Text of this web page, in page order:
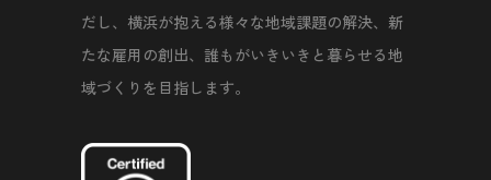
だし、横浜が抱える様々な地域課題の解決、新
たな雇用の創出、誰もがいきいきと暮らせる地
域づくりを目指します。